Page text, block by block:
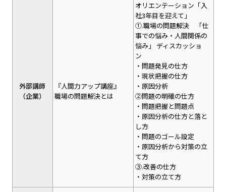
外部講師
（企業）
『人間力アップ講座』
職場の問題解決とは
オリエンテーション「入
社3年目を迎えて」
①.職場の問題解決 「仕
事での悩み・人間関係の
悩み」 ディスカッショ
ン
・問題発見の仕方
・現状把握の仕方
・原因分析
②問題の明確の仕方
・問題把握と問題点
・原因分析の仕方と落と
し方
・問題のゴール設定
・原因分析から対策の立
て方
③.改善の仕方
・対策の立て方